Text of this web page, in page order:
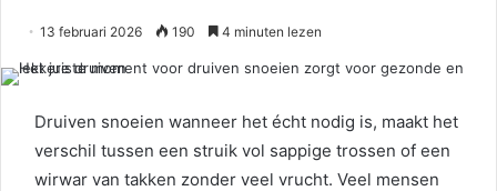
13 februari 2026 190 4 minuten lezen
Druiven snoeien wanneer het écht nodig is, maakt het
verschil tussen een struik vol sappige trossen of een
wirwar van takken zonder veel vrucht. Veel mensen